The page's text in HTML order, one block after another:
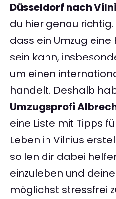
Düsseldorf nach
du hier genau
dass ein Umzug
sein kann,
um einen
handelt. Deshalb
Umzugsprofi
eine Liste mit Tipps
Leben in Vilnius
sollen dir dabei
einzuleben und
möglichst stressfrei